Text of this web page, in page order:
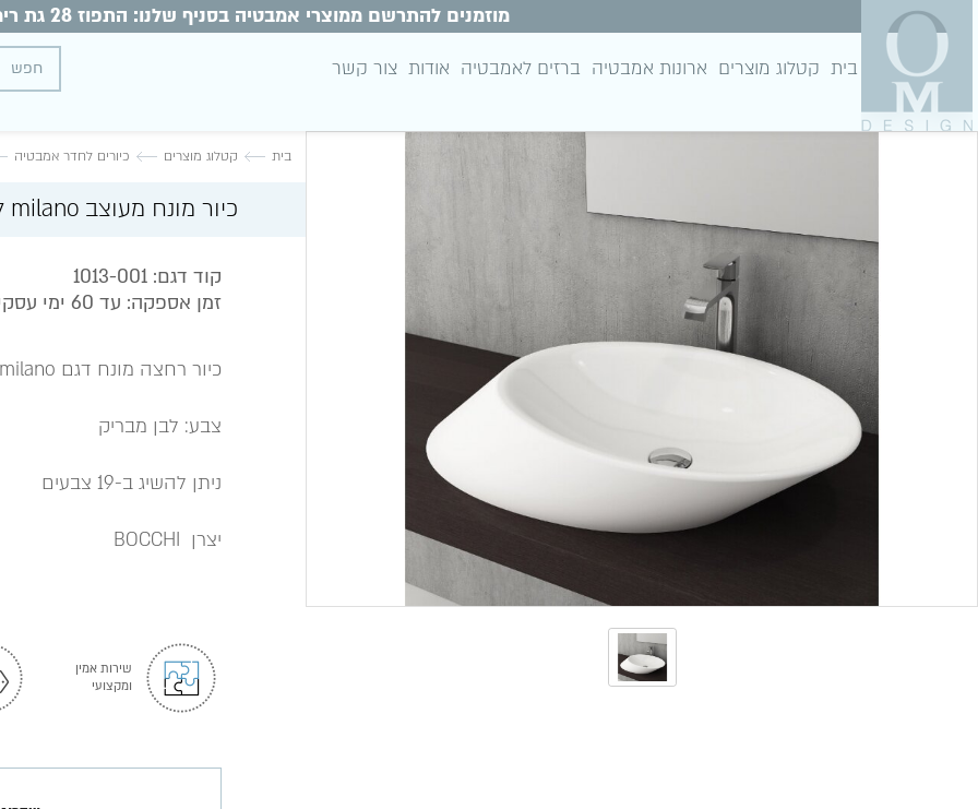
מוזמנים להתרשם ממוצרי אמבטיה בסניף שלנו: התפוז 28 גת רימון
בית קטלוג מוצרים ארונות אמבטיה ברזים לאמבטיה אודות צור קשר
בית קטלוג מוצרים כיורים לחדר אמבטיה
כיור מונח מעוצב milano לבן מבריק
קוד דגם: 1013-001
זמן אספקה: עד 60 ימי עסקים
כיור רחצה מונח דגם milano - מילאנו
צבע: לבן מבריק
ניתן להשיג ב-19 צבעים
יצרן BOCCHI
שירות אמין
ומקצועי